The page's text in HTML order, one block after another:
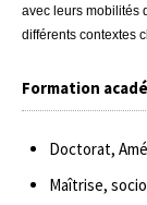
avec leurs mobilités
différents contextes
Formation
Doctorat,
Maîtrise,